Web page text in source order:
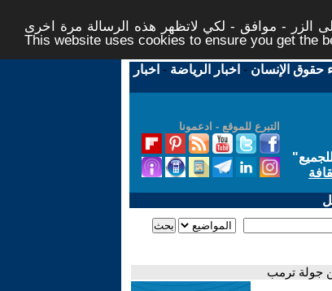
الزر - موافق - لكي لاتظهر هذه الرسالة مرة اخرى -
This website uses cookies to ensure you get the
حقوق الإنسان - اخبار الرياضة - اخبار
التبرع للموقع - ادعمونا
"
جولة ترمب